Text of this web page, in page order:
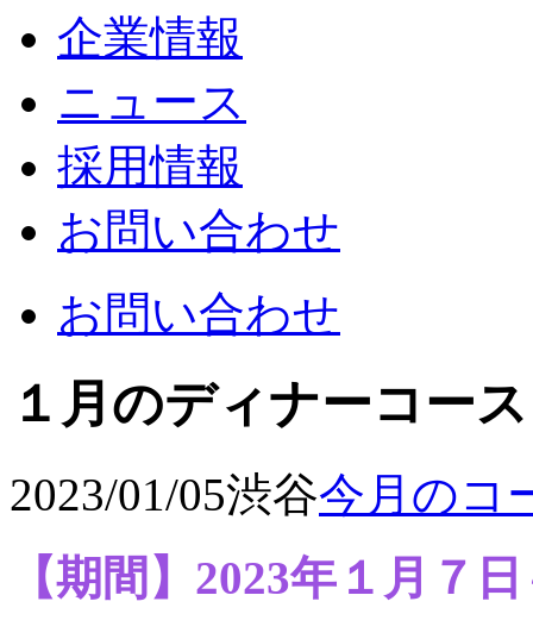
企業情報
ニュース
採用情報
お問い合わせ
お問い合わせ
１月のディナーコー
2023/01/05渋谷今月のコ
【期間】2023年１月７